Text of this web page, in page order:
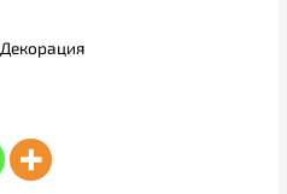
Декорация